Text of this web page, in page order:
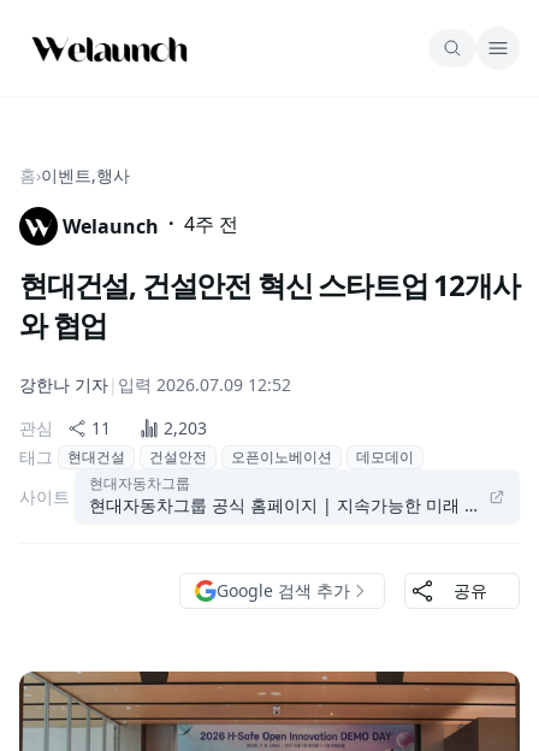
홈›이벤트,행사
Welaunch · 4주 전
현대건설, 건설안전 혁신 스타트업 12개사
와 협업
강한나 기자| 입력 2026.07.09 12:52
관심
11
2,203
태그
현대건설 건설안전 오픈이노베이션 데모데이
사이트
현대자동차그룹
현대자동차그룹 공식 홈페이지 | 지속가능한 미래 모빌리티
Google 검색 추가 공유